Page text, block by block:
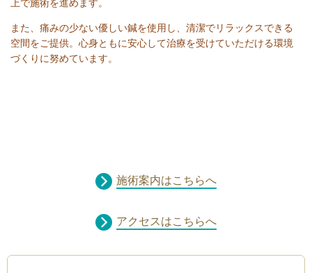
上で施術を進めます。
また、痛みの少ない優しい鍼を使用し、清潔でリラックスできる
空間をご提供。心身ともに安心して治療を受けていただける環境
づくりに努めています。
施術案内はこちらへ
アクセスはこちらへ